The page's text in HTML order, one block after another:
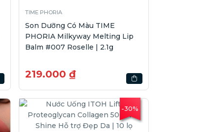
TIME PHORIA
Son Dưỡng Có Màu TIME
PHORIA Milkyway Melting Lip
Balm #007 Roselle | 2.1g
219.000 ₫
-30%